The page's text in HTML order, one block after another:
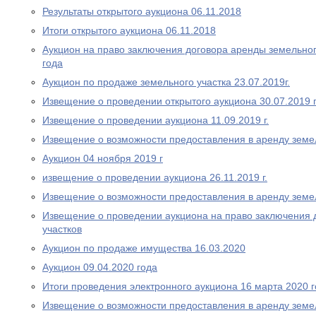
Результаты открытого аукциона 06.11.2018
Итоги открытого аукциона 06.11.2018
Аукцион на право заключения договора аренды
года
Аукцион по продаже земельного участка 23.07.2019г.
Извещение о проведении открытого аукциона 30.07.2019
Извещение о проведении аукциона 11.09.2019 г.
Извещение о возможности предоставления в аренду
Аукцион 04 ноября 2019 г
извещение о проведении аукциона 26.11.2019 г.
Извещение о возможности предоставления в аренду
Извещение о проведении аукциона на право заключения
участков
Аукцион по продаже имущества 16.03.2020
Аукцион 09.04.2020 года
Итоги проведения электронного аукциона 16 марта
Извещение о возможности предоставления в аренду